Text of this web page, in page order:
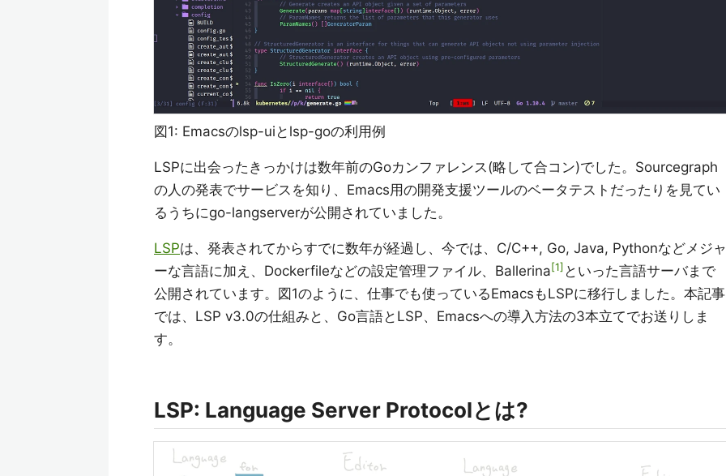
図1: Emacsのlsp-uiとlsp-goの利用例
LSPに出会ったきっかけは数年前のGoカンファレンス(略して合コン)でした。Sourcegraph
の人の発表でサービスを知り、Emacs用の開発支援ツールのベータテストだったりを見てい
るうちにgo-langserverが公開されていました。
LSPは、発表されてからすでに数年が経過し、今では、C/C++, Go, Java, Pythonなどメジャ
ーな言語に加え、Dockerfileなどの設定管理ファイル、Ballerina 1 といった言語サーバまで
公開されています。図1のように、仕事でも使っているEmacsもLSPに移行しました。本記事
では、LSP v3.0の仕組みと、Go言語とLSP、Emacsへの導入方法の3本立てでお送りしま
す。
LSP: Language Server Protocolとは?